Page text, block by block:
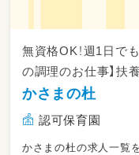
無資格OK！週1日で
の調理のお仕事】扶
かさまの杜
認可保育園
かさまの杜の求人一覧